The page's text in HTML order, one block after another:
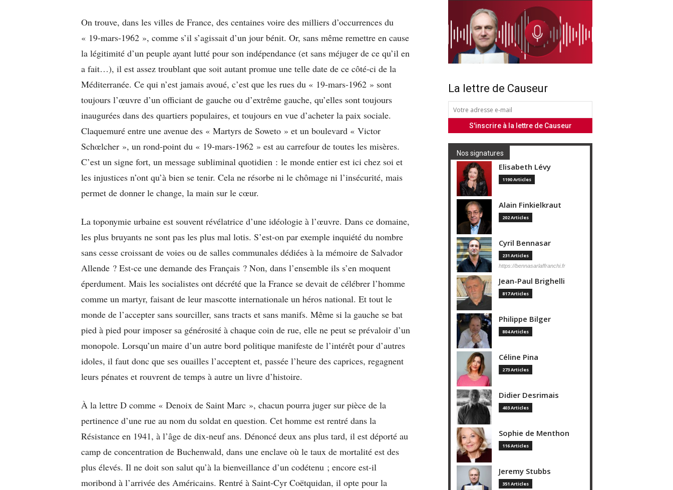
On trouve, dans les villes de France, des centaines voire des milliers d’occurrences du
« 19-mars-1962 », comme s’il s’agissait d’un jour bénit. Or, sans même remettre en cause
la légitimité d’un peuple ayant lutté pour son indépendance (et sans méjuger de ce qu’il en
a fait…), il est assez troublant que soit autant promue une telle date de ce côté-ci de la
Méditerranée. Ce qui n’est jamais avoué, c’est que les rues du « 19-mars-1962 » sont
toujours l’œuvre d’un officiant de gauche ou d’extrême gauche, qu’elles sont toujours
inaugurées dans des quartiers populaires, et toujours en vue d’acheter la paix sociale.
Claquemuré entre une avenue des « Martyrs de Soweto » et un boulevard « Victor
Schœlcher », un rond-point du « 19-mars-1962 » est au carrefour de toutes les misères.
C’est un signe fort, un message subliminal quotidien : le monde entier est ici chez soi et
les injustices n’ont qu’à bien se tenir. Cela ne résorbe ni le chômage ni l’insécurité, mais
permet de donner le change, la main sur le cœur.
La toponymie urbaine est souvent révélatrice d’une idéologie à l’œuvre. Dans ce domaine,
les plus bruyants ne sont pas les plus mal lotis. S’est-on par exemple inquiété du nombre
sans cesse croissant de voies ou de salles communales dédiées à la mémoire de Salvador
Allende ? Est-ce une demande des Français ? Non, dans l’ensemble ils s’en moquent
éperdument. Mais les socialistes ont décrété que la France se devait de célébrer l’homme
comme un martyr, faisant de leur mascotte internationale un héros national. Et tout le
monde de l’accepter sans sourciller, sans tracts et sans manifs. Même si la gauche se bat
pied à pied pour imposer sa générosité à chaque coin de rue, elle ne peut se prévaloir d’un
monopole. Lorsqu’un maire d’un autre bord politique manifeste de l’intérêt pour d’autres
idoles, il faut donc que ses ouailles l’acceptent et, passée l’heure des caprices, regagnent
leurs pénates et rouvrent de temps à autre un livre d’histoire.
À la lettre D comme « Denoix de Saint Marc », chacun pourra juger sur pièce de la
pertinence d’une rue au nom du soldat en question. Cet homme est rentré dans la
Résistance en 1941, à l’âge de dix-neuf ans. Dénoncé deux ans plus tard, il est déporté au
camp de concentration de Buchenwald, dans une enclave où le taux de mortalité est des
plus élevés. Il ne doit son salut qu’à la bienveillance d’un codétenu ; encore est-il
moribond à l’arrivée des Américains. Rentré à Saint-Cyr Coëtquidan, il opte pour la
La lettre de Causeur
Nos signatures
Elisabeth Lévy
1190 Articles
Alain Finkielkraut
202 Articles
Cyril Bennasar
231 Articles
https://bennasarlaffranchi.fr
Jean-Paul Brighelli
817 Articles
Philippe Bilger
804 Articles
Céline Pina
273 Articles
Didier Desrimais
403 Articles
Sophie de Menthon
116 Articles
Jeremy Stubbs
351 Articles